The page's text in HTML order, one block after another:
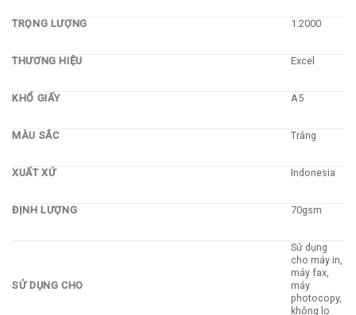
TRỌNG LƯỢNG 1.2000
THƯƠNG HIỆU Excel
KHỔ GIẤY A5
MÀU SẮC Trắng
XUẤT XỨ Indonesia
ĐỊNH LƯỢNG 70gsm
SỬ DỤNG CHO
Sử dụng
cho máy in,
máy fax,
máy
photocopy,
không lo